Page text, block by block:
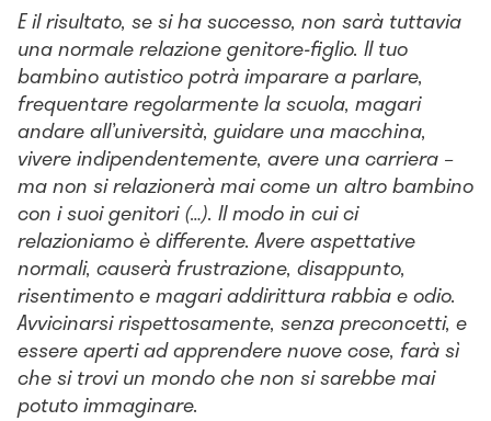
E il risultato, se si ha successo, non sarà tuttavia
una normale relazione genitore-figlio. Il tuo
bambino autistico potrà imparare a parlare,
frequentare regolarmente la scuola, magari
andare all’università, guidare una macchina,
vivere indipendentemente, avere una carriera –
ma non si relazionerà mai come un altro bambino
con i suoi genitori (…). Il modo in cui ci
relazioniamo è differente. Avere aspettative
normali, causerà frustrazione, disappunto,
risentimento e magari addirittura rabbia e odio.
Avvicinarsi rispettosamente, senza preconcetti, e
essere aperti ad apprendere nuove cose, farà sì
che si trovi un mondo che non si sarebbe mai
potuto immaginare.